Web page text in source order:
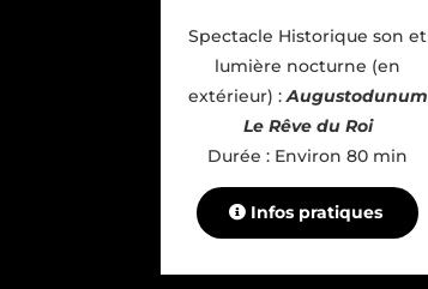
Spectacle Historique son et
lumière nocturne (en
extérieur) :Augustodunum
Le Rêve du Roi
Durée : Environ 80 min
Infos pratiques